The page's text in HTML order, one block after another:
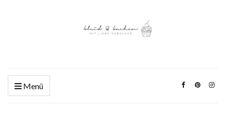
Menü